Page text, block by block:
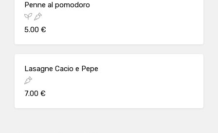
Penne al pomodoro
5.00 €
Lasagne Cacio e Pepe
7.00 €